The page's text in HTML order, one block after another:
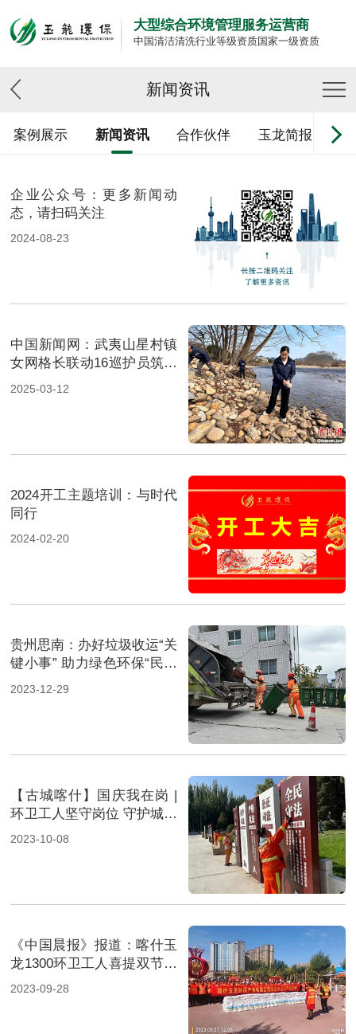
大型综合环境管理服务运营商
中国清洁清洗行业等级资质国家一级资质
新闻资讯
案例展示 新闻资讯 合作伙伴 玉龙简报
企业公众号：更多新闻动
态，请扫码关注
2024-08-23
中国新闻网：武夷山星村镇
女网格长联动16巡护员筑牢
山水土地“防护网”
2025-03-12
2024开工主题培训：与时代
同行
2024-02-20
贵州思南：办好垃圾收运“关
键小事” 助力绿色环保“民生
大事”
2023-12-29
【古城喀什】国庆我在岗 |
环卫工人坚守岗位 守护城市
靓丽风景
2023-10-08
《中国晨报》报道：喀什玉
龙1300环卫工人喜提双节福
利
2023-09-28